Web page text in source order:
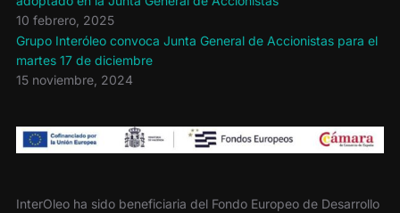
10 febrero, 2025
Grupo Interóleo convoca Junta General de Accionistas para el
martes 17 de diciembre
15 noviembre, 2024
InterOleo ha sido beneficiaria del Fondo Europeo de Desarrollo